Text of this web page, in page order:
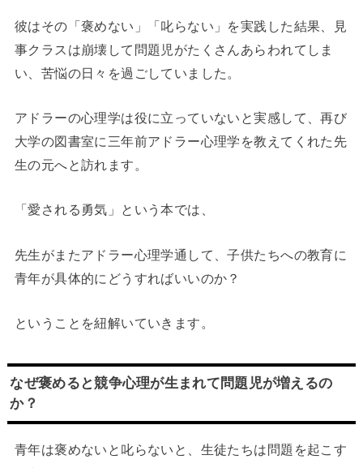
彼はその「褒めない」「叱らない」を実践した結果、見
事クラスは崩壊して問題児がたくさんあらわれてしま
い、苦悩の日々を過ごしていました。
アドラーの心理学は役に立っていないと実感して、再び
大学の図書室に三年前アドラー心理学を教えてくれた先
生の元へと訪れます。
「愛される勇気」という本では、
先生がまたアドラー心理学通して、子供たちへの教育に
青年が具体的にどうすればいいのか？
ということを紐解いていきます。
なぜ褒めると競争心理が生まれて問題児が増えるの
か？
青年は褒めないと叱らないと、生徒たちは問題を起こす